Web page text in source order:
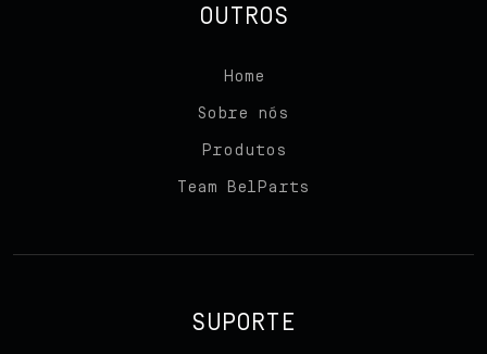
Sobre nós
Produtos
Seja um revendedor
Blog
Contato
OUTROS
Home
Sobre nós
Produtos
Team BelParts
SUPORTE